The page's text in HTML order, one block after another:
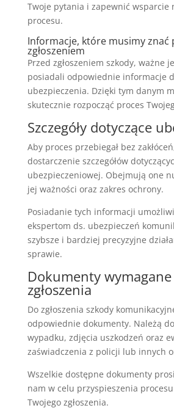
Twoje pytania i zapewnić wsparcie
procesu.
Informacje, które musimy znać
zgłoszeniem
Przed zgłoszeniem szkody, ważne
posiadali odpowiednie informacje
ubezpieczenia. Dzięki tym danym
skutecznie rozpocząć proces
Szczegóły dotyczące
Aby proces przebiegał bez
dostarczenie szczegółów
ubezpieczeniowej. Obejmują one
jej ważności oraz zakres ochrony.
Posiadanie tych informacji
ekspertom ds. ubezpieczeń
szybsze i bardziej precyzyjne
sprawie.
Dokumenty
zgłoszenia
Do zgłoszenia szkody
odpowiednie dokumenty. Należą
wypadku, zdjęcia uszkodzeń oraz
zaświadczenia z policji lub innych
Wszelkie dostępne dokumenty
nam w celu przyspieszenia
Twojego zgłoszenia.